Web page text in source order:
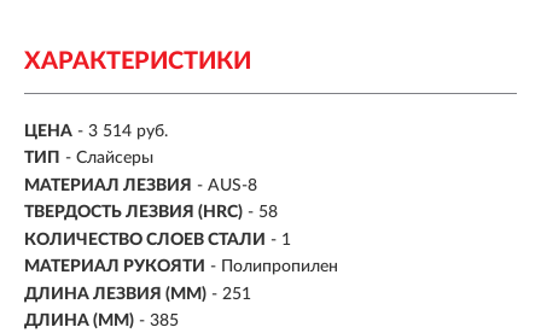
ХАРАКТЕРИСТИКИ
ЦЕНА - 3 514 руб.
ТИП - Слайсеры
МАТЕРИАЛ ЛЕЗВИЯ - AUS-8
ТВЕРДОСТЬ ЛЕЗВИЯ (HRC) - 58
КОЛИЧЕСТВО СЛОЕВ СТАЛИ - 1
МАТЕРИАЛ РУКОЯТИ -
Полипропилен
ДЛИНА ЛЕЗВИЯ (ММ) - 251
ДЛИНА (ММ) - 385